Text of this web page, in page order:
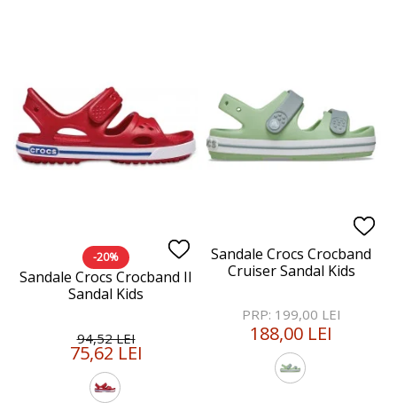
-20%
Sandale Crocs Crocband II
Sandal Kids
94,52 LEI
75,62 LEI
Sandale Crocs Crocband
Cruiser Sandal Kids
PRP: 199,00 LEI
188,00 LEI